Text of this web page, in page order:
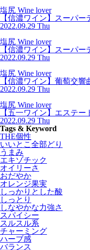
塩尻 Wine lover
【信濃ワイン】スーパ
2022.09.29 Thu
塩尻 Wine lover
【信濃ワイン】スーパ
2022.09.29 Thu
塩尻 Wine lover
【信濃ワイン】葡萄交
2022.09.29 Thu
塩尻 Wine lover
【五一ワイン】エステ
2022.09.29 Thu
Tags & Keyword
THE個性
いいとこ全部どり
うまみ
エキゾチック
オイリーさ
おだやか
オレンジ果実
しっかりとした酸
しっとり
しなやかな力強さ
スパイシー
スルスル系
チャーミング
ハーブ感
バランス